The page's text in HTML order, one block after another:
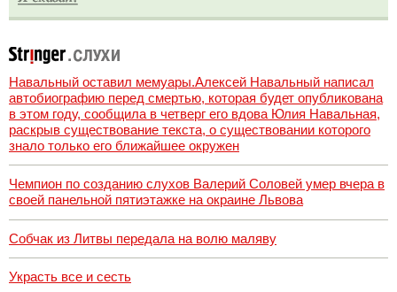
Навальный оставил мемуары.Алексей Навальный написал
автобиографию перед смертью, которая будет опубликована
в этом году, сообщила в четверг его вдова Юлия Навальная,
раскрыв существование текста, о существовании которого
знало только его ближайшее окружен
Чемпион по созданию слухов Валерий Соловей умер вчера в
своей панельной пятиэтажке на окраине Львова
Собчак из Литвы передала на волю маляву
Украсть все и сесть